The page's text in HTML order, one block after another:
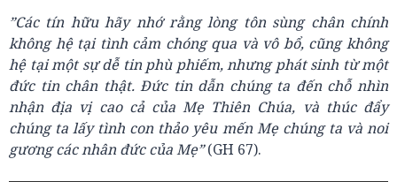
”Các tín hữu hãy nhớ rằng lòng tôn sùng chân chính
không hệ tại tình cảm chóng qua và vô bổ, cũng không
hệ tại một sự dễ tin phù phiếm, nhưng phát sinh từ một
đức tin chân thật. Đức tin dẫn chúng ta đến chỗ nhìn
nhận địa vị cao cả của Mẹ Thiên Chúa, và thúc đẩy
chúng ta lấy tình con thảo yêu mến Mẹ chúng ta và noi
gương các nhân đức của Mẹ”(GH 67).